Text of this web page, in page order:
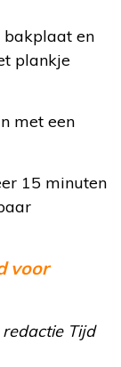
bakplaat en
plankje
met een
15 minuten
voor
Tijd